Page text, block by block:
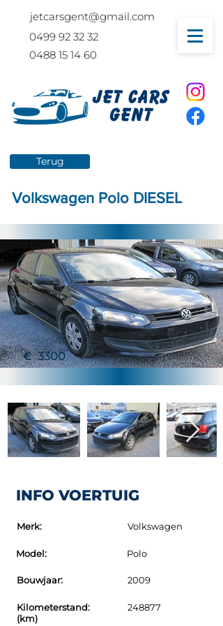
jetcarsgent@gmail.com
0499 92 32 32
0488 15 14 60
Terug
Volkswagen Polo DIESEL
€ 3300
INFO VOERTUIG
Merk: Volkswagen
Model: Polo
Bouwjaar: 2009
Kilometerstand:
(km)
248877